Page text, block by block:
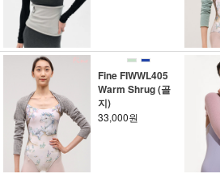
Fine FIWWL405
Warm Shrug (골
지)
33,000원